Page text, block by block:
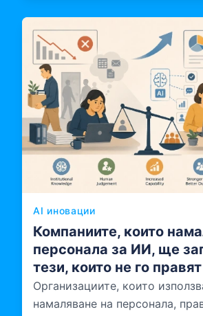
AI иновации
Компаниите, които
персонала за ИИ, ще
тези, които не го правят
Организациите, които
намаляване на персонала,